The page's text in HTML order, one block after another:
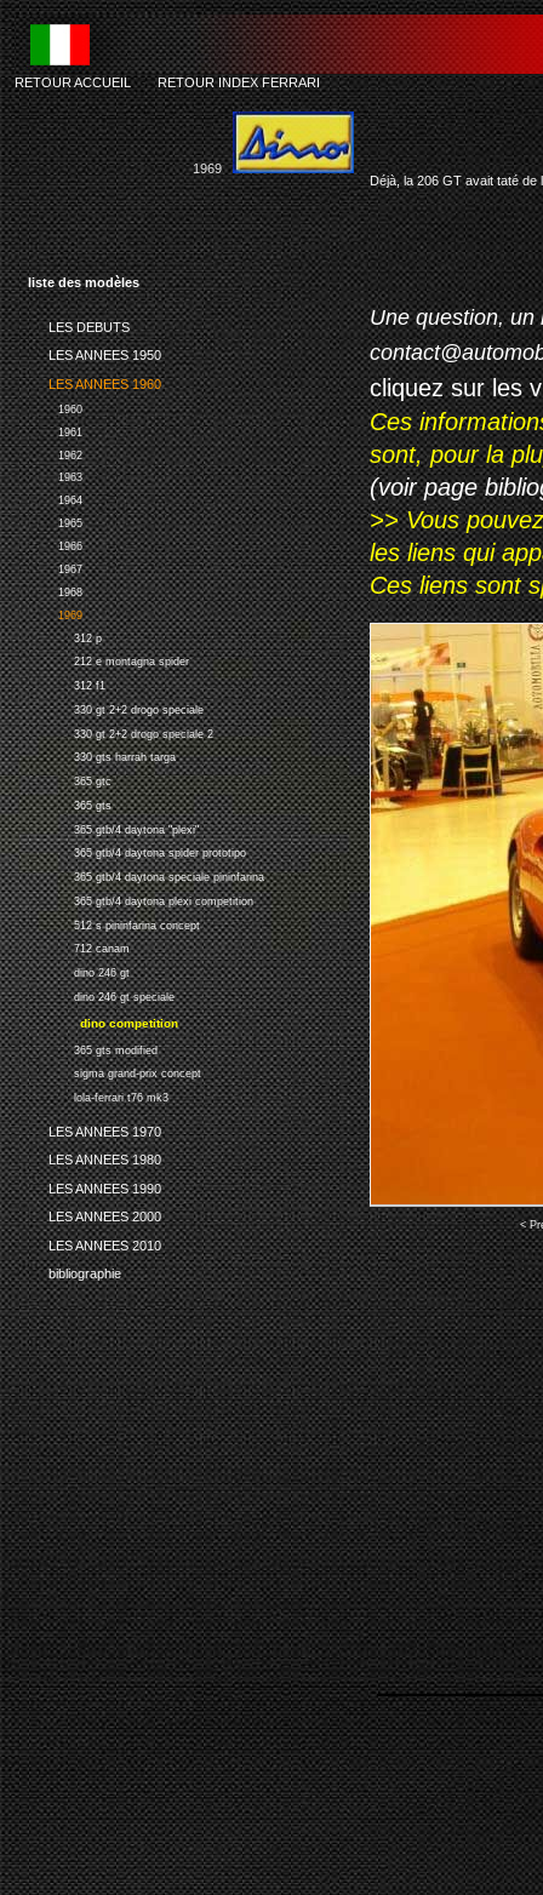
liste des modèles
LES DEBUTS
LES ANNEES 1950
LES ANNEES 1960
1960
1961
1962
1963
1964
1965
1966
1967
1968
1969
312 p
212 e montagna spider
312 f1
330 gt 2+2 drogo speciale
330 gt 2+2 drogo speciale 2
330 gts harrah targa
365 gtc
365 gts
365 gtb/4 daytona "plexi"
365 gtb/4 daytona spider prototipo
365 gtb/4 daytona speciale pininfarina
365 gtb/4 daytona plexi competition
512 s pininfarina concept
712 canam
dino 246 gt
dino 246 gt speciale
dino competition
365 gts modified
sigma grand-prix concept
lola-ferrari t76 mk3
LES ANNEES 1970
LES ANNEES 1980
LES ANNEES 1990
LES ANNEES 2000
LES ANNEES 2010
bibliographie
RETOUR ACCUEIL-RETOUR INDEX FERRARI
1969
Déjà, la 206 GT avait taté de
Une question, un
cliquez sur les
Ces
sont, pour la
(voir page
>> Vous
les liens qui
Ces liens sont
<